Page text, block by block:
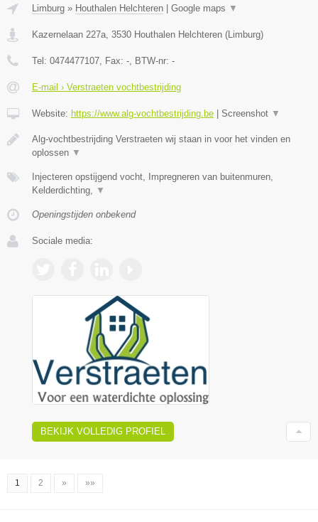
Limburg » Houthalen Helchteren Google maps ▼
Kazernelaan 227a 3530 Houthalen Helchteren ( Limburg)
Tel: 0474477107 , Fax: - , BTW-nr: -
E-mail › Verstraeten vochtbestrijding
Website: https://www.alg-vochtbestrijding.be Screenshot ▼
Alg-vochtbestrijding Verstraeten wij staan in voor het vinden en
oplossen ▼
Injecteren opstijgend vocht, Impregneren van buitenmuren,
Kelderdichting,
▼
Openingstijden onbekend
Sociale media:
BEKIJK VOLLEDIG PROFIEL
1 2 » »»